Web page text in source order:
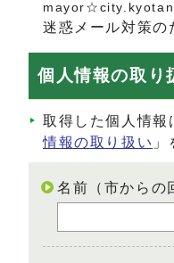
迷惑メール対策
個人情報の取り
取得した個人情報
情報の取り扱い
名前（市からの